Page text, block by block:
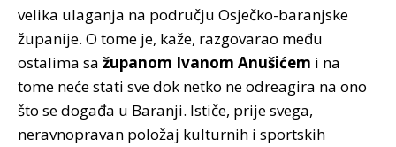
velika ulaganja na području Osječko-baranjske
županije. O tome je, kaže, razgovarao među
ostalima sa županom Ivanom Anušićem i na
tome neće stati sve dok netko ne odreagira na ono
što se događa u Baranji. Ističe, prije svega,
neravnopravan položaj kulturnih i sportskih